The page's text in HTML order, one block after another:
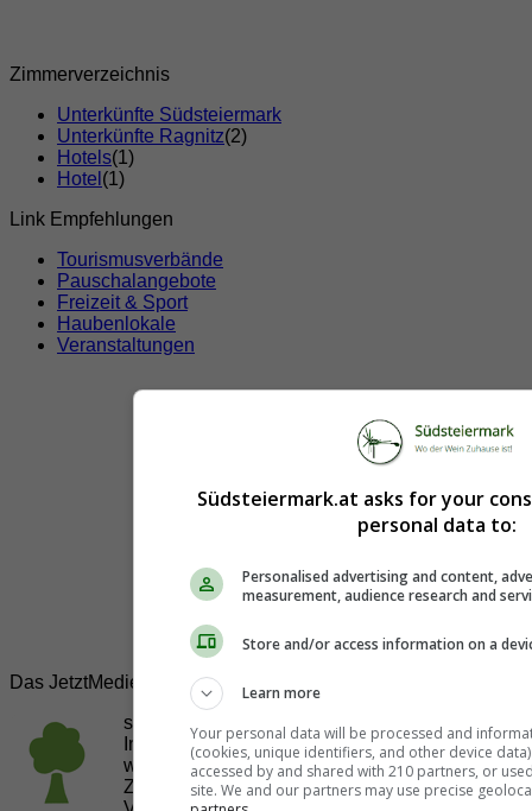
Zimmerverzeichnis
Unterkünfte Südsteiermark
Unterkünfte Ragnitz(2)
Hotels(1)
Hotel (1)
Link Empfehlungen
Tourismusverbände
Pauschalangebote
Freizeit & Sport
Haubenlokale
Veranstaltungen
Das JetztMedien.com Medien Netzwerk
suedsteiermark.at ist eine von vielen
Internetadressen derJetztMedien.com Medien,
welche es sich zur Aufgabe gemacht hat, in
Zusammenarbeit mit regionalen Firmen,
Südsteiermark.at asks for your
personal data to:
Personalised advertising and content,
measurement, audience research and
Store and/or access information on a
Learn more
Your personal data will be processed and
(cookies, unique identifiers, and other device
accessed by and shared with 210 partners, or
site. We and our partners may use precise